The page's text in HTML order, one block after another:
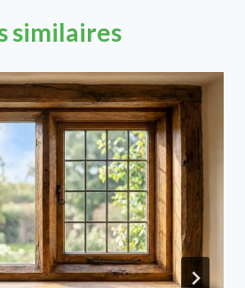
similaires